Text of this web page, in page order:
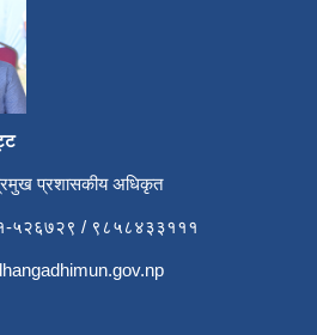
प्रशासकीय अधिकृत
५२६७२९ / ९८५८४३३१११